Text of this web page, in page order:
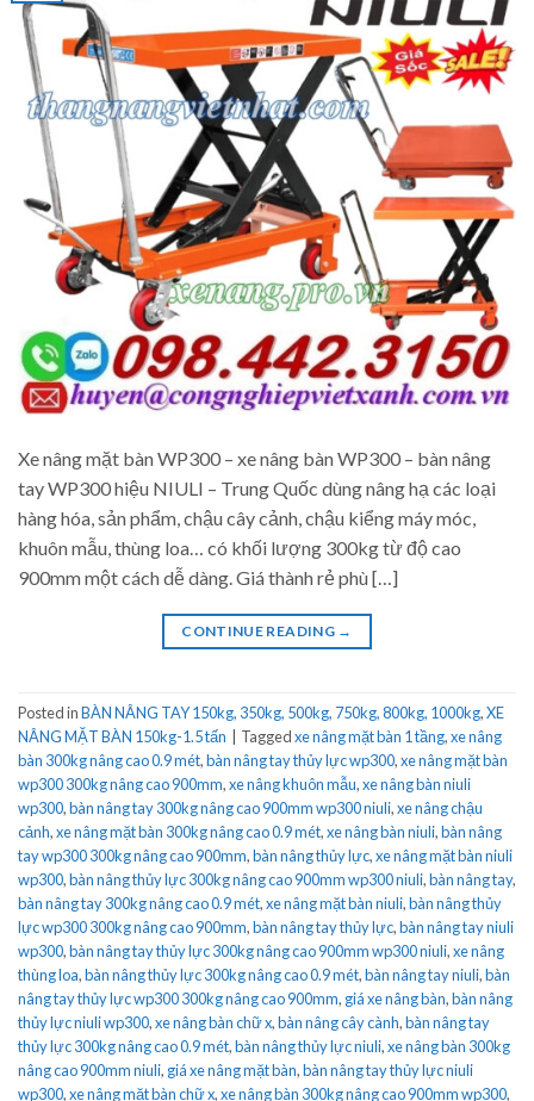
Xe nâng mặt bàn WP300 – xe nâng bàn WP300 – bàn nâng
tay WP300 hiệu NIULI – Trung Quốc dùng nâng hạ các loại
hàng hóa, sản phẩm, chậu cây cảnh, chậu kiểng máy móc,
khuôn mẫu, thùng loa… có khối lượng 300kg từ độ cao
900mm một cách dễ dàng. Giá thành rẻ phù […]
CONTINUE READING →
Posted inBÀN NÂNG TAY 150kg, 350kg, 500kg, 750kg, 800kg, 1000kg,XE
NÂNG MẶT BÀN 150kg-1.5 tấn
Taggedxe nâng mặt bàn 1 tầng,xe nâng
bàn 300kg nâng cao 0.9 mét,bàn nâng tay thủy lực wp300,xe nâng mặt bàn
wp300 300kg nâng cao 900mm,xe nâng khuôn mẫu,xe nâng bàn niuli
wp300,bàn nâng tay 300kg nâng cao 900mm wp300 niuli,xe nâng chậu
cảnh,xe nâng mặt bàn 300kg nâng cao 0.9 mét,xe nâng bàn niuli,bàn nâng
tay wp300 300kg nâng cao 900mm,bàn nâng thủy lực,xe nâng mặt bàn niuli
wp300,bàn nâng thủy lực 300kg nâng cao 900mm wp300 niuli,bàn nâng tay,
bàn nâng tay 300kg nâng cao 0.9 mét,xe nâng mặt bàn niuli,bàn nâng thủy
lực wp300 300kg nâng cao 900mm,bàn nâng tay thủy lực,bàn nâng tay niuli
wp300,bàn nâng tay thủy lực 300kg nâng cao 900mm wp300 niuli,xe nâng
thùng loa,bàn nâng thủy lực 300kg nâng cao 0.9 mét,bàn nâng tay niuli,bàn
nâng tay thủy lực wp300 300kg nâng cao 900mm, giá xe nâng bàn,bàn nâng
thủy lực niuli wp300,xe nâng bàn chữ x,bàn nâng cây cành,bàn nâng tay
thủy lực 300kg nâng cao 0.9 mét,bàn nâng thủy lực niuli,xe nâng bàn 300kg
nâng cao 900mm niuli, giá xe nâng mặt bàn,bàn nâng tay thủy lực niuli
wp300,xe nâng mặt bàn chữ x,xe nâng bàn 300kg nâng cao 900mm wp300,